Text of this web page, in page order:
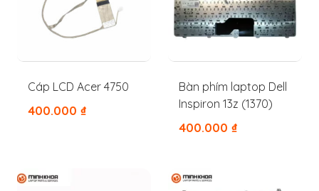
Cáp LCD Acer 4750
400.000 ₫
Bàn phím laptop Dell
Inspiron 13z (1370)
400.000 ₫